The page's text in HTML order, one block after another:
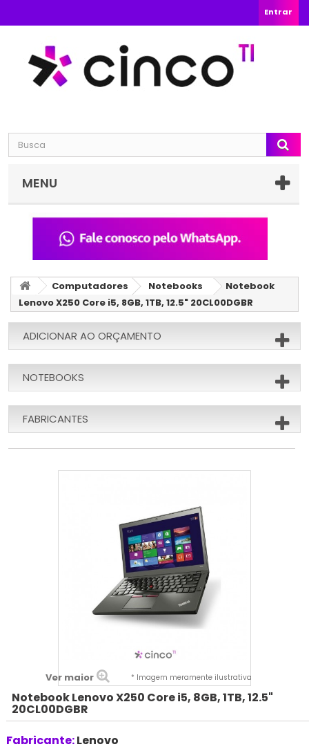
Entrar
MENU
Computadores Notebooks
Notebook
Lenovo X250 Core i5, 8GB, 1TB, 12.5" 20CL00DGBR
ADICIONAR AO ORÇAMENTO
NOTEBOOKS
FABRICANTES
Ver maior * Imagem meramente ilustrativa
Notebook Lenovo X250 Core i5, 8GB, 1TB, 12.5"
20CL00DGBR
Fabricante:Lenovo